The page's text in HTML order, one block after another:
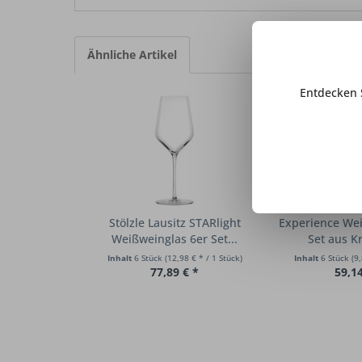
Ähnliche Artikel
Stölzle Lausitz STARlight
Weißweinglas 6er Set...
Inhalt 6 Stück (12,98 € * / 1 Stück)
77,89 € *
Experience
Set aus
Inhalt 6 Stück
Entdecken